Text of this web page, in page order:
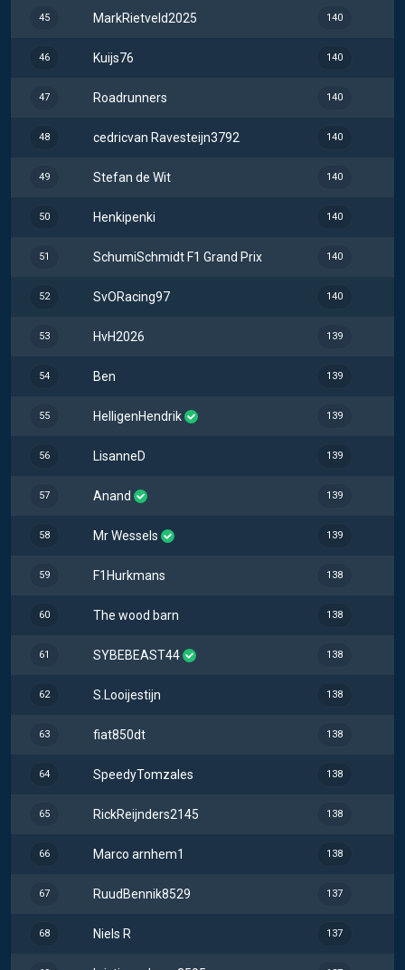
45 MarkRietveld2025 140
46 Kuijs76 140
47 Roadrunners 140
48 cedricvan Ravesteijn3792 140
49 Stefan de Wit 140
50 Henkipenki 140
51 SchumiSchmidt F1 Grand Prix 140
52 SvORacing97 140
53 HvH2026 139
54 Ben 139
55 HelligenHendrik 139
56 LisanneD 139
57 Anand 139
58 Mr Wessels 139
59 F1Hurkmans 138
60 The wood barn 138
61 SYBEBEAST44 138
62 S.Looijestijn 138
63 fiat850dt 138
64 SpeedyTomzales 138
65 RickReijnders2145 138
66 Marco arnhem1 138
67 RuudBennik8529 137
68 Niels R 137